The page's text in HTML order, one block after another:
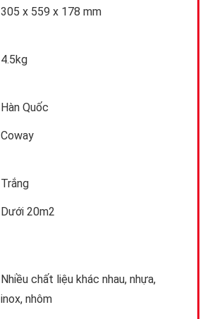
305 x 559 x 178 mm
4.5kg
Hàn Quốc
Coway
Trắng
Dưới 20m2
Nhiều chất liệu khác nhau, nhựa,
inox, nhôm